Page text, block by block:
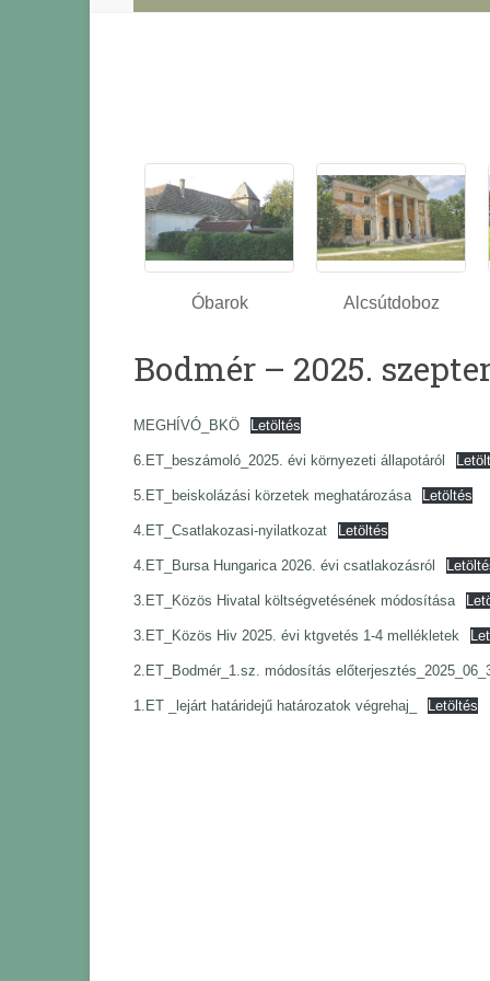
Óbarok Alcsútdoboz
Bodmér – 2025.
MEGHÍVÓ_BKÖ Letöltés
6.ET_beszámoló_2025. évi környezeti állapotáról
5.ET_beiskolázási körzetek meghatározása Letöltés
4.ET_Csatlakozasi-nyilatkozat Letöltés
4.ET_Bursa Hungarica 2026. évi csatlakozásról
3.ET_Közös Hivatal költségvetésének módosítása
3.ET_Közös Hiv 2025. évi ktgvetés 1-4 mellékletek
2.ET_Bodmér_1.sz. módosítás
1.ET _lejárt határidejű határozatok végrehaj_ Letöltés